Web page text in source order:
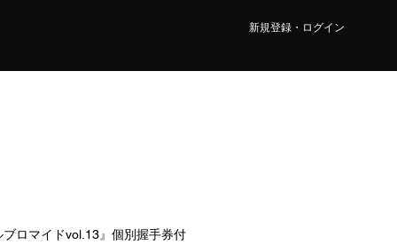
新規登録・ログイン
ロマイドvol.13』個別握手券付